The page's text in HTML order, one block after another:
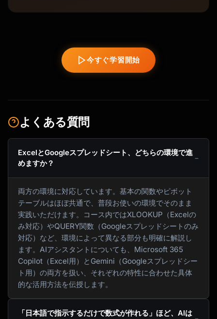
今すぐ学習開始
よくある質問
ExcelとGoogleスプレッドシート、どちらの環境で進
めますか？
両方の環境に対応しています。基本の関数やピボット
テーブルはほぼ共通で、普段お使いの環境でそのまま
実践いただけます。コース内ではXLOOKUP（Excelの
み対応）やQUERY関数（Googleスプレッドシートのみ
対応）など、環境によって異なる部分も明確に解説し
ます。AIアシスタントについても、Microsoft 365
Copilot（Excel用）とGemini（Googleスプレッドシー
ト用）の両方を扱い、それぞれの特性に合わせた具体
的な活用方法を伝授します。
「日本語で指示するだけで数式が作れる」ほど、AIは